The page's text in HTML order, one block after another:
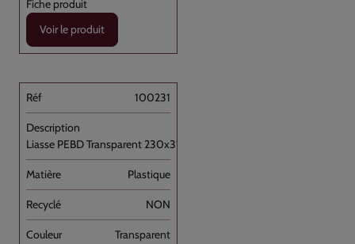
Voir le produit
100231
Liasse PEBD Transparent 230x310+P [...]
Plastique
NON
Transparent